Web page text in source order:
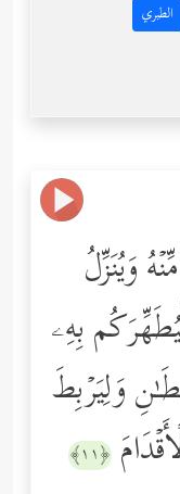
الطبري
وَیُنَزِّلُ
بِهِۦ
وَلِیَرۡبِطَ
﴿١١﴾